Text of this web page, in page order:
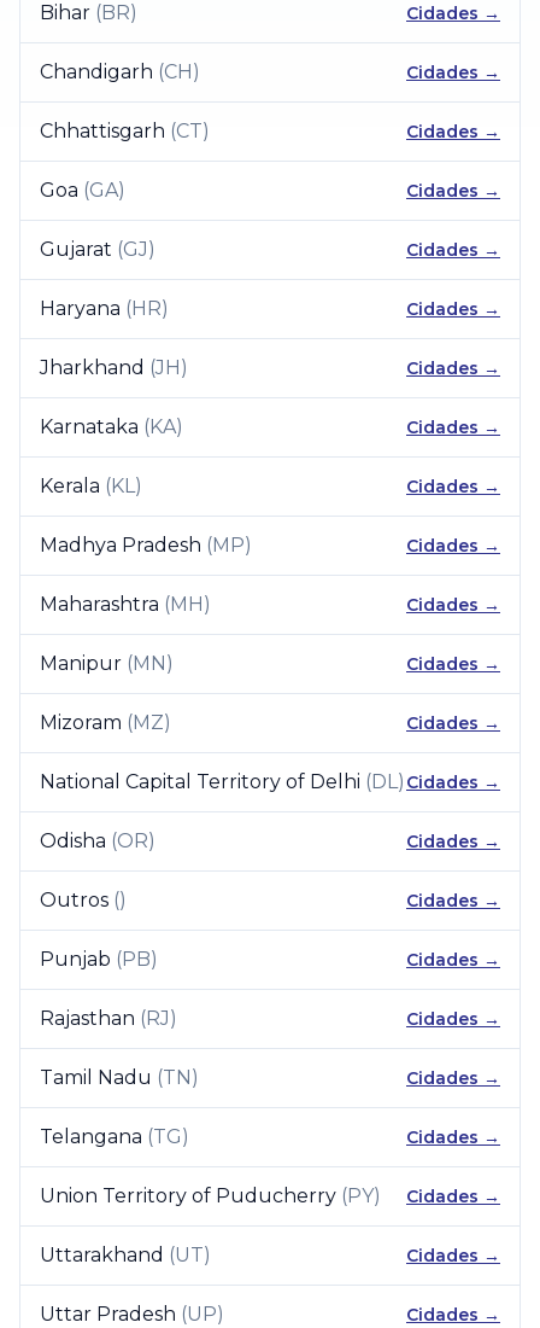
Bihar (BR) Cidades →
Chandigarh (CH) Cidades →
Chhattisgarh (CT) Cidades →
Goa (GA) Cidades →
Gujarat (GJ) Cidades →
Haryana (HR) Cidades →
Jharkhand (JH) Cidades →
Karnataka (KA) Cidades →
Kerala (KL) Cidades →
Madhya Pradesh (MP) Cidades →
Maharashtra (MH) Cidades →
Manipur (MN) Cidades →
Mizoram (MZ) Cidades →
National Capital Territory of Delhi (DL) Cidades →
Odisha (OR) Cidades →
Outros () Cidades →
Punjab (PB) Cidades →
Rajasthan (RJ) Cidades →
Tamil Nadu (TN) Cidades →
Telangana (TG) Cidades →
Union Territory of Puducherry (PY) Cidades →
Uttarakhand (UT) Cidades →
Uttar Pradesh (UP) Cidades →